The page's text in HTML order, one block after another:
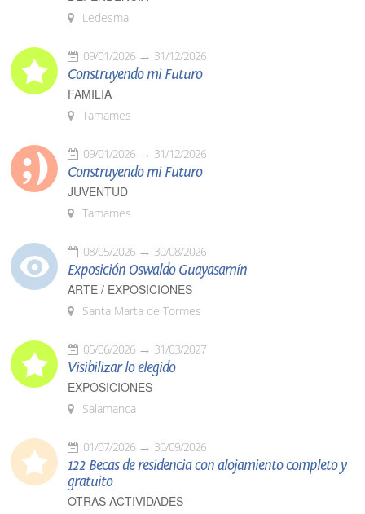
Ledesma
09/01/2026 31/12/2026
Construyendo mi Futuro
FAMILIA
Tamames
09/01/2026 31/12/2026
Construyendo mi Futuro
JUVENTUD
Tamames
08/05/2026 30/08/2026
Exposición Oswaldo Guayasamín
ARTE / EXPOSICIONES
Santa Marta de Tormes
05/06/2026 31/03/2027
Visibilizar lo elegido
EXPOSICIONES
Salamanca
01/07/2026 30/09/2026
122 Becas de residencia con alojamiento completo y
gratuito
OTRAS ACTIVIDADES